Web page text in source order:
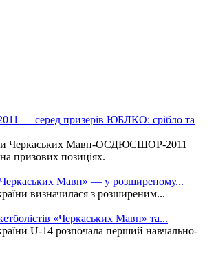
— серед призерів ЮБЛКО: срібло та
Черкаських Мавп-ОСДЮСШОР-2011
призових позиціях.
Мавп» — у розширеному...
визначилася з розширеним...
«Черкаських Мавп» та...
U-14 розпочала перший навчально-